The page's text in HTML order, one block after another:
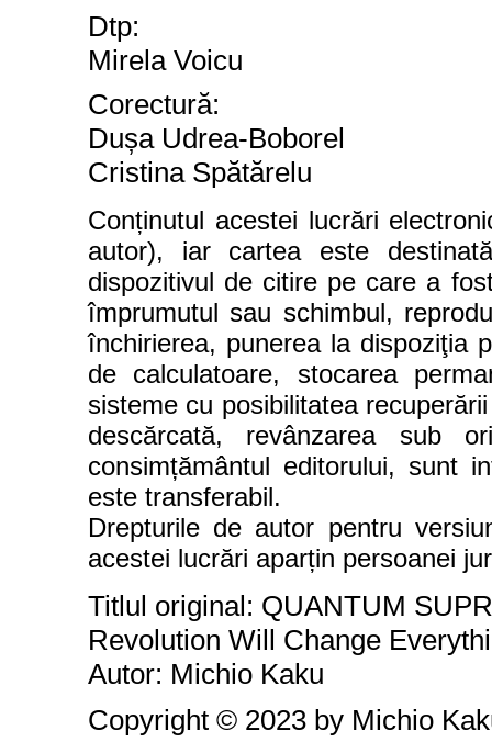
Dtp:
Mirela Voicu
Corectură:
Dușa Udrea-Boborel
Cristina Spătărelu
Conținutul acestei lucrări
autor), iar cartea este
dispozitivul de citire pe care a
împrumutul sau schimbul,
închirierea, punerea la dispoziţia
de calculatoare, stocarea
sisteme cu posibilitatea
descărcată, revânzarea sub
consimțământul editorului, sunt
este transferabil.
Drepturile de autor pentru
acestei lucrări aparțin persoanei
Titlul original: QUANTUM
Revolution Will Change
Autor: Michio Kaku
Copyright © 2023 by Michio